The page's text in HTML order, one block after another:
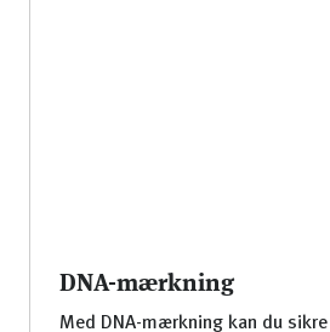
DNA-mærkning
Med DNA-mærkning kan du